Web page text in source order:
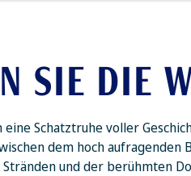
SIE DIE
Schatztruhe voller
dem hoch
und der berühmten